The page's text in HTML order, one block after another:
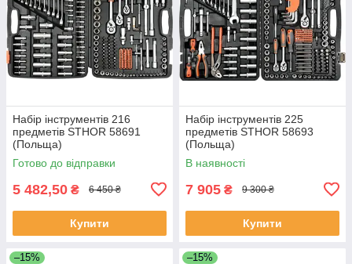
Набір інструментів 216
предметів STHOR 58691
(Польща)
Готово до відправки
5 482,50 ₴ 6 450 ₴
Купити
Набір інструментів 225
предметів STHOR 58693
(Польща)
В наявності
7 905 ₴ 9 300 ₴
Купити
–15% –15%